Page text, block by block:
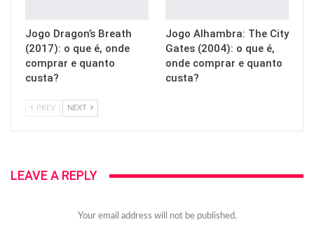
Jogo Dragon’s Breath
(2017): o que é, onde
comprar e quanto
custa?
Jogo Alhambra: The City
Gates (2004): o que é,
onde comprar e quanto
custa?
PREV NEXT
LEAVE A REPLY
Your email address will not be published.